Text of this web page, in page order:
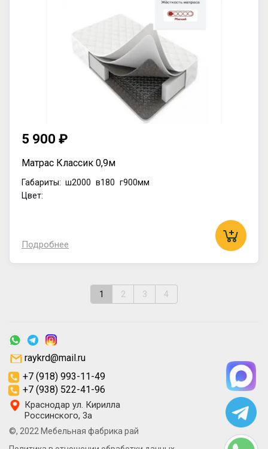
5 900 ₽
Матрас Классик 0,9м
Габариты: ш2000 в180 г900мм
Цвет:
Подробнее
1 2 3 4
©, 2022 Мебельная фабрика рай
Краснодар ул. Кирилла
Россинского, 3а
+7 (918) 993-11-49
+7 (938) 522-41-96
raykrd@mail.ru